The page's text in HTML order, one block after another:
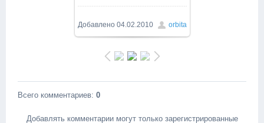
Добавлено 04.02.2010 orbita
Всего комментариев: 0
Добавлять комментарии могут только зарегистрированные